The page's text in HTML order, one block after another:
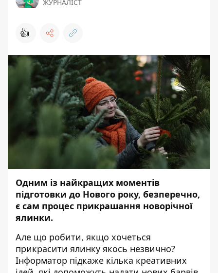
ЖУРНАЛІСТ
👍
Одним із найкращих моментів
підготовки до Нового року, безперечно,
є сам процес прикрашання новорічної
ялинки.
Але що робити, якщо хочеться
прикрасити ялинку якось незвично?
Інформатор підкаже кілька креативних